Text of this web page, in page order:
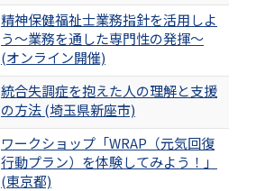
精神保健福祉士業務指針を活用しよ
う～業務を通した専門性の発揮～
(オンライン開催)
統合失調症を抱えた人の理解と支援
の方法 (埼玉県新座市)
ワークショップ「WRAP（元気回復
行動プラン）を体験してみよう！」
(東京都)